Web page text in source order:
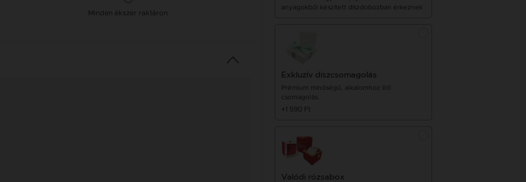
Minden ékszer raktáron
anyagokból készített díszdobozban érkeznek
Exkluzív díszcsomagolás
Prémium minőségű, alkalomhoz illő
csomagolás.
+1 590 Ft
Valódi rózsabox